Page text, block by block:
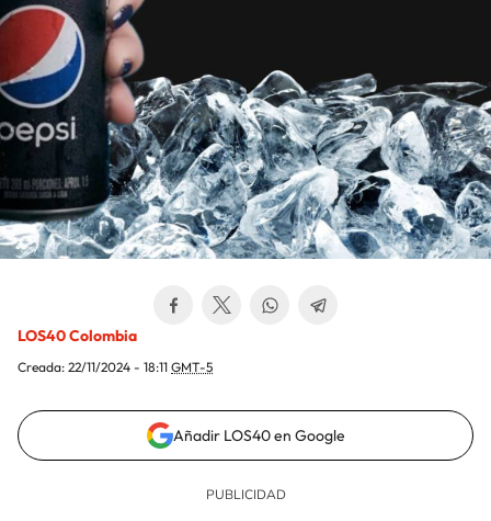
LOS40 Colombia
Creada: 22/11/2024 - 18:11 GMT-5
Añadir LOS40 en Google